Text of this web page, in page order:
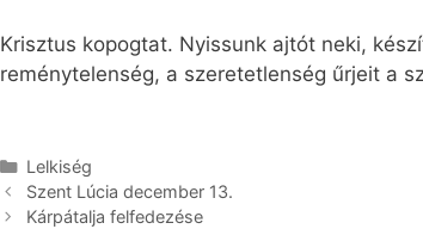
Krisztus kopogtat. Nyissunk ajtót neki,
reménytelenség, a szeretetlenség űrjeit a
Kategória
Lelkiség
Szent Lúcia december 13.
Kárpátalja felfedezése